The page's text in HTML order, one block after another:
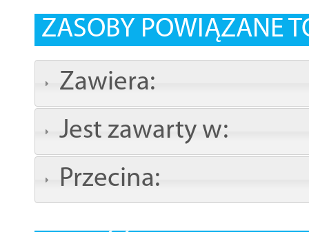
ZASOBY POWIĄZANE
Zawiera:
Jest zawarty w:
Przecina: